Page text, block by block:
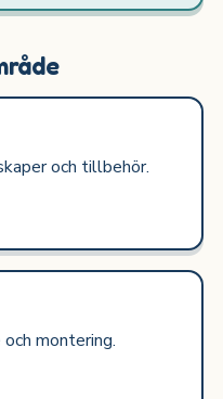
och tillbehör.
montering.